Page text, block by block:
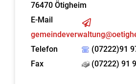
76470 Ötigheim
E-Mail
Telefon
(07222)91
Fax
(07222) 91